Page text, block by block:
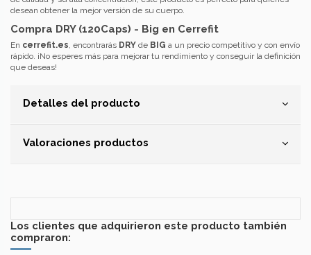
desean obtener la mejor versión de su cuerpo.
Compra DRY (120Caps) - Big en Cerrefit
En cerrefit.es , encontrarás DRY de BIG a un precio competitivo y con envío
rápido. ¡No esperes más para mejorar tu rendimiento y conseguir la definición
que deseas!
Detalles del producto
Valoraciones productos
Los clientes que adquirieron este producto también
compraron: